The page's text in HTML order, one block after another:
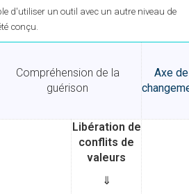
d'utiliser un outil avec un autre niveau de
conçu.
Compréhension de la
guérison
Axe de
Libération de
conflits de
valeurs
⇓